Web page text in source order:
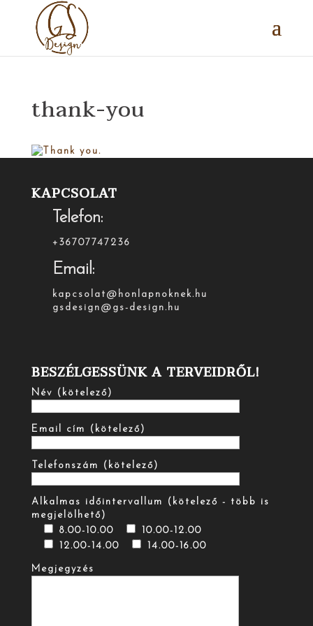
thank-you
KAPCSOLAT
Telefon:
+36707747236
Email:
kapcsolat@honlapnoknek.hu
gsdesign@gs-design.hu
BESZÉLGESSÜNK A TERVEIDRŐL!
Név (kötelező)
Email cím (kötelező)
Telefonszám (kötelező)
Alkalmas időintervallum (kötelező - több is
megjelölhető)
8.00-10.00
10.00-12.00
12.00-14.00
14.00-16.00
Megjegyzés